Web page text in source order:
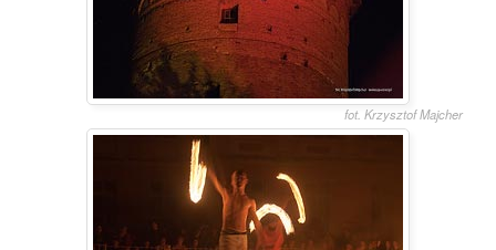
fot. Krzysztof Majcher